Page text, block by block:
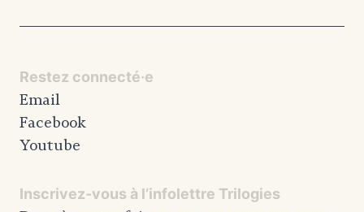
Restez connecté·e
Email
Facebook
Youtube
Inscrivez-vous à l’infolettre Trilogies